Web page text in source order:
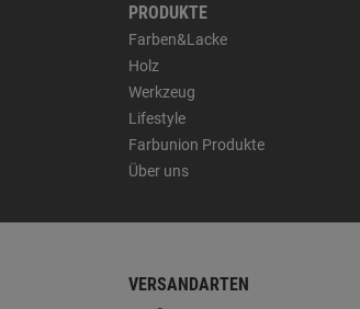
PRODUKTE
Farben&Lacke
Holz
Werkzeug
Lifestyle
Farbunion Produkte
Über uns
VERSANDARTEN